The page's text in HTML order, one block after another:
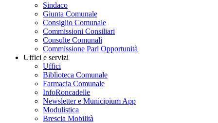
Sindaco
Giunta Comunale
Consiglio Comunale
Commissioni Consiliari
Consulte Comunali
Commissione Pari Opportunità
Uffici e servizi
Uffici
Biblioteca Comunale
Farmacia Comunale
InfoRoncadelle
Newsletter e Municipium App
Modulistica
Brescia Mobilità